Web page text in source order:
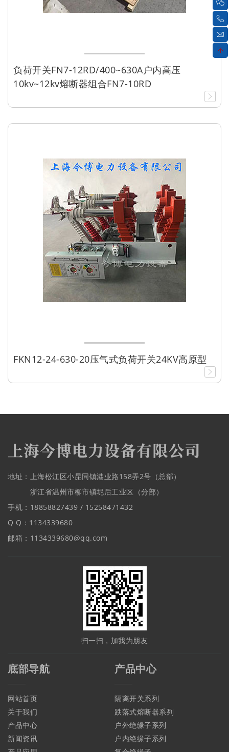
负荷开关FN7-12RD/400~630A户内高压
10kv~12kv熔断器组合FN7-10RD
FKN12-24-630-20压气式负荷开关24KV高原型
地址：上海松江区小昆同镇港业路158弄2号（总部）
浙江省温州市柳市镇坭后工业区（分部）
手机：18858827439 / 15258471432
Q Q：1134339680
邮箱：1134339680@qq.com
扫一扫，加我为朋友
产品中心
隔离开关系列
跌落式熔断器系列
户外绝缘子系列
户内绝缘子系列
底部导航
网站首页
关于我们
产品中心
新闻资讯